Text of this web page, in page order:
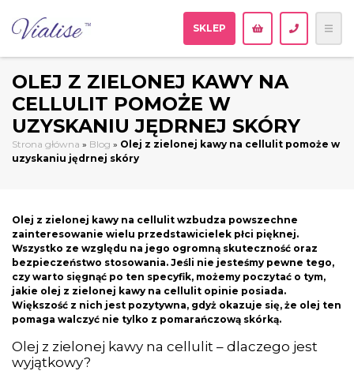
SKLEP
OLEJ Z ZIELONEJ KAWY NA
CELLULIT POMOŻE W
UZYSKANIU JĘDRNEJ SKÓRY
Strona główna » Blog » Olej z zielonej kawy na cellulit pomoże w
uzyskaniu jędrnej skóry
Olej z zielonej kawy na cellulit wzbudza powszechne
zainteresowanie wielu przedstawicielek płci pięknej.
Wszystko ze względu na jego ogromną skuteczność oraz
bezpieczeństwo stosowania. Jeśli nie jesteśmy pewne tego,
czy warto sięgnąć po ten specyfik, możemy poczytać o tym,
jakie olej z zielonej kawy na cellulit opinie posiada.
Większość z nich jest pozytywna, gdyż okazuje się, że olej ten
pomaga walczyć nie tylko z pomarańczową skórką.
Olej z zielonej kawy na cellulit – dlaczego jest
wyjątkowy?